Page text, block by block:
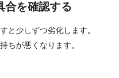
合を確認する
と少しずつ劣化します。
ちが悪くなります。